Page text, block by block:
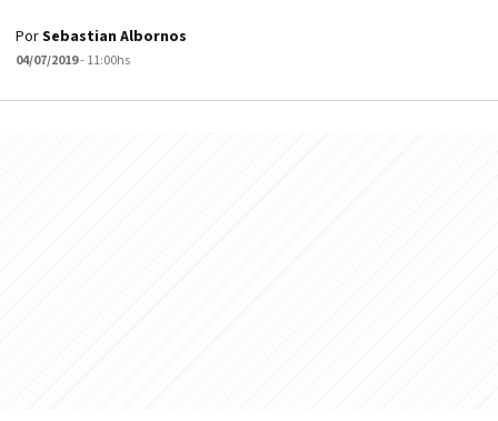
PorSebastian Albornos
04/07/2019- 11:00hs